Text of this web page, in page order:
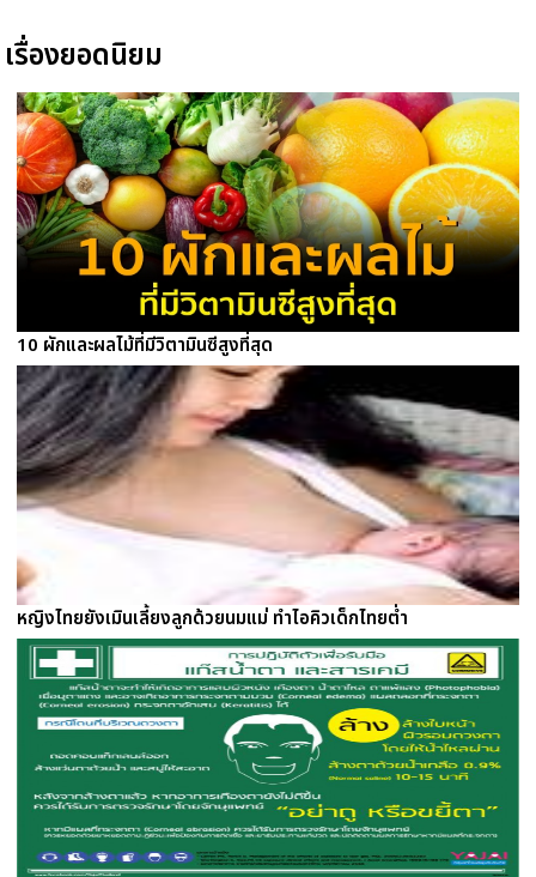
เรื่องยอดนิยม
10 ผักและผลไม้ที่มีวิตามินซีสูงที่สุด
หญิงไทยยังเมินเลี้ยงลูกด้วยนมแม่ ทำไอคิวเด็กไทยต่ำ